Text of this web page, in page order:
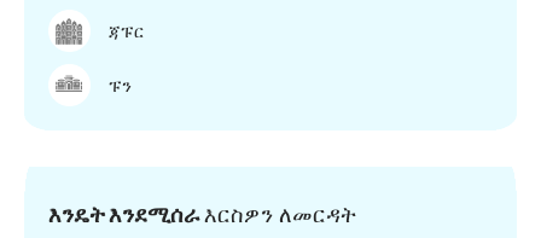
ጃፑር
ፑን
እንዴት እንደሚሰራእርስዎን ለመርዳት